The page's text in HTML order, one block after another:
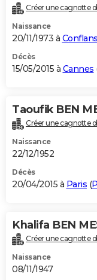
Créer une cagnotte
Naissance
20/11/1973 à
Décès
15/05/2015 à Cannes
Taoufik BEN
Créer une cagnotte
Naissance
22/12/1952
Décès
20/04/2015 à Paris (
Khalifa BEN
Créer une cagnotte
Naissance
08/11/1947